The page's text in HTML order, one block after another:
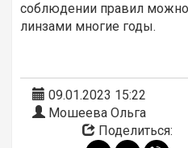
соблюдении правил
линзами многие годы.
09.01.2023 15:22
Мошеева Ольга
Поделиться: